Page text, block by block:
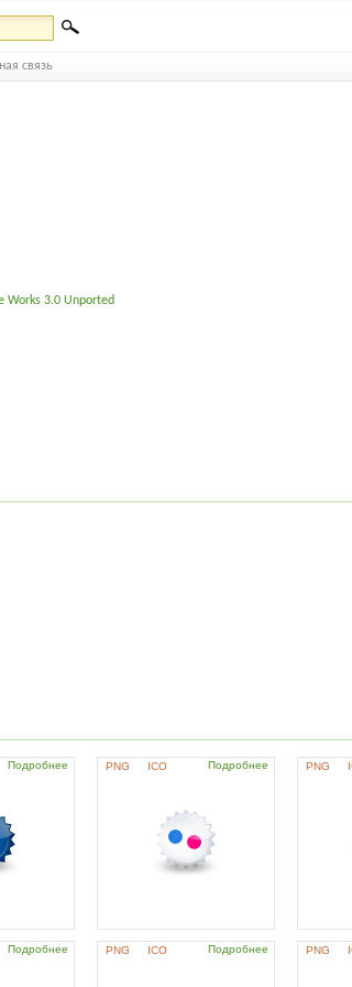
связь
Works 3.0 Unported
Подробнее PNG ICO Подробнее PNG
Подробнее PNG ICO Подробнее PNG